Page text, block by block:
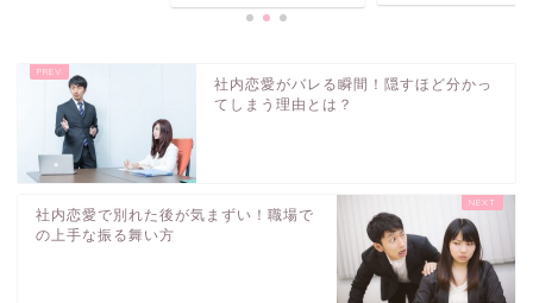
社内恋愛がバレる瞬間！隠すほど分かっ
てしまう理由とは？
社内恋愛で別れた後が気まずい！職場で
の上手な振る舞い方